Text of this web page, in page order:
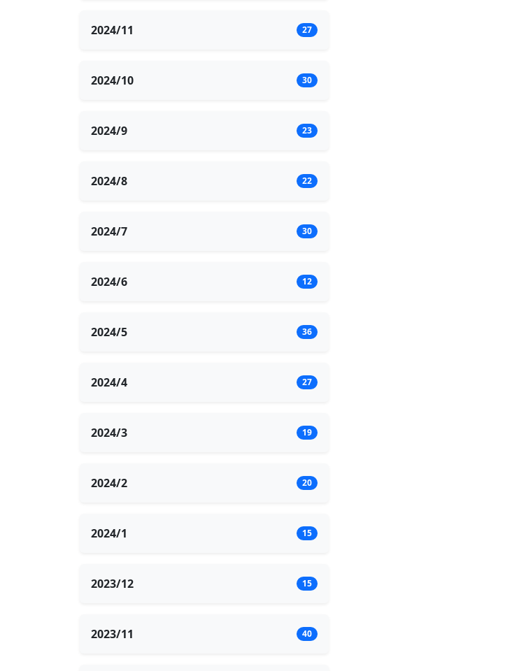
2024/11 27
2024/10 30
2024/9 23
2024/8 22
2024/7 30
2024/6 12
2024/5 36
2024/4 27
2024/3 19
2024/2 20
2024/1 15
2023/12 15
2023/11 40